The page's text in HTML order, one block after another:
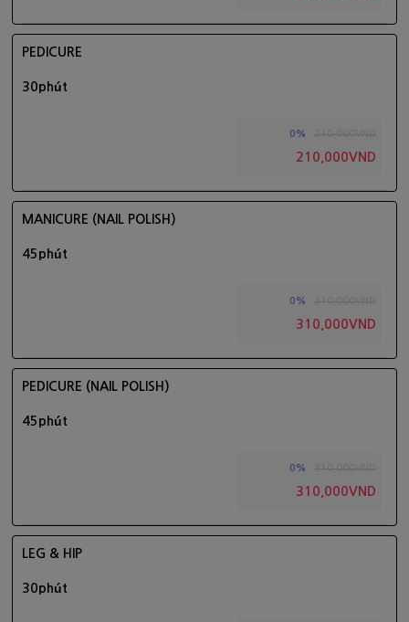
PEDICURE
30phút
0%
210,000VND
MANICURE (NAIL POLISH)
45phút
0%
310,000VND
PEDICURE (NAIL POLISH)
45phút
0%
310,000VND
LEG & HIP
30phút